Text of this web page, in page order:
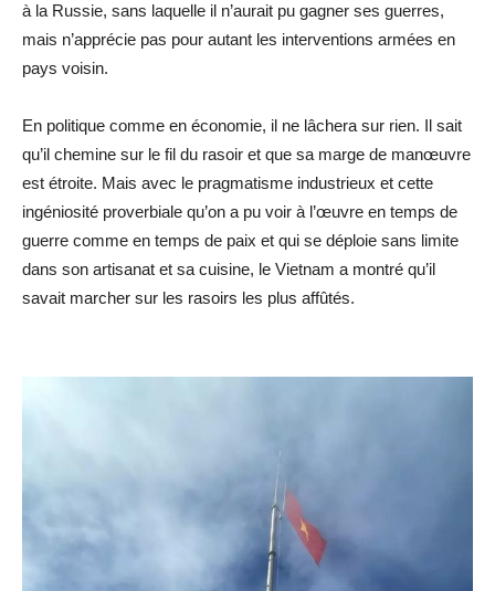
à la Russie, sans laquelle il n’aurait pu gagner ses guerres,
mais n’apprécie pas pour autant les interventions armées en
pays voisin.
En politique comme en économie, il ne lâchera sur rien. Il sait
qu’il chemine sur le fil du rasoir et que sa marge de manœuvre
est étroite. Mais avec le pragmatisme industrieux et cette
ingéniosité proverbiale qu’on a pu voir à l’œuvre en temps de
guerre comme en temps de paix et qui se déploie sans limite
dans son artisanat et sa cuisine, le Vietnam a montré qu’il
savait marcher sur les rasoirs les plus affûtés.